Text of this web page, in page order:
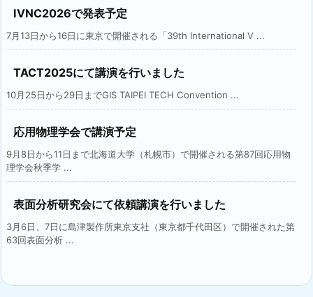
IVNC2026で発表予定
7月13日から16日に東京で開催される「39th International V ...
TACT2025にて講演を行いました
10月25日から29日までGIS TAIPEI TECH Convention ...
応用物理学会で講演予定
9月8日から11日まで北海道大学（札幌市）で開催される第87回応用物
理学会秋季学 ...
表面分析研究会にて依頼講演を行いました
3月6日、7日に島津製作所東京支社（東京都千代田区）で開催された第
63回表面分析 ...